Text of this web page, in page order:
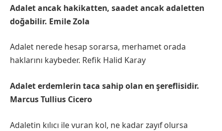
Adalet ancak hakikatten, saadet ancak adaletten
doğabilir. Emile Zola
Adalet nerede hesap sorarsa, merhamet orada
haklarını kaybeder. Refik Halid Karay
Adalet erdemlerin taca sahip olan en şereflisidir.
Marcus Tullius Cicero
Adaletin kılıcı ile vuran kol, ne kadar zayıf olursa